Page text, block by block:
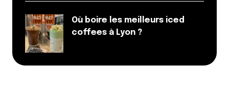
Où boire les meilleurs iced
coffees à Lyon ?